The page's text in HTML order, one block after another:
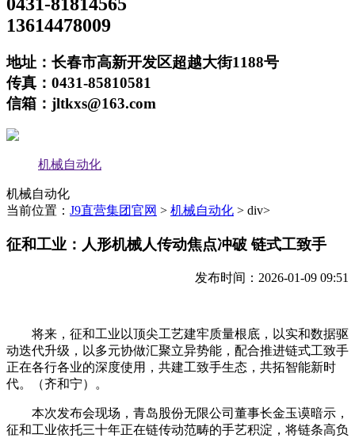
13614478009
地址：长春市高新开发区超越大街1188号
传真：0431-85810581
信箱：jltkxs@163.com
机械自动化
机械自动化
当前位置： J9直营集团官网 > 机械自动化 > div>
征和工业：人形机械人传动焦点冲破 链式工致手
发布时间：2026-01-09 09:51
将来，征和工业以顶尖工艺建牢质量根底，以实和数据驱
动迭代升级，以多元协做汇聚立异势能，配合推进链式工致手
正在各行各业的深度使用，共建工致手生态，共拓智能新时
代。（齐和宁）。
本次发布会现场，青岛股份无限公司董事长金玉谟暗示，
征和工业依托三十年正在链传动范畴的手艺积淀，将链条高负